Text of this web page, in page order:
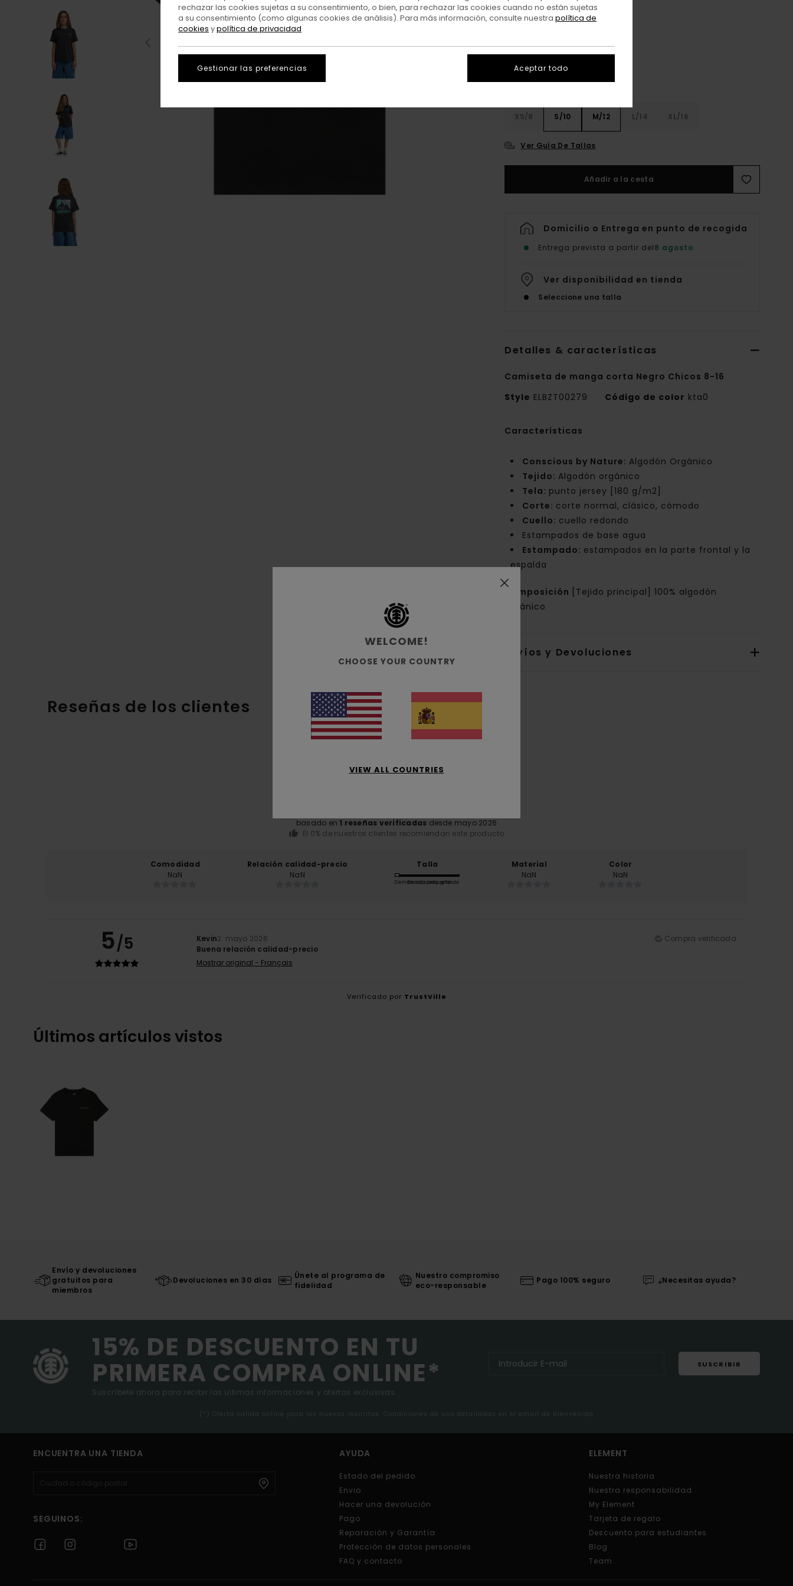
ColorOff Black
XS/8 S/10 M/12 L/14 XL/16
Ver Guía De Tallas
Añadir a la cesta
Domicilio o Entrega en punto de recogida
Entrega prevista a partir del8 agosto
Ver disponibilidad en tienda
Seleccione una talla
Detalles & características
Camiseta de manga corta Negro Chicos 8-16
Style ELBZT00279 Código de color kta0
Características
Conscious by Nature: Algodón Orgánico
Tejido: Algodón orgánico
Tela: punto jersey [180 g/m2]
Corte: corte normal, clásico, cómodo
Cuello: cuello redondo
Estampados de base agua
Estampado: estampados en la parte frontal y la
espalda
Composición
[Tejido principal] 100% algodón
orgánico
Envíos y Devoluciones
Reseñas de los clientes
5.0
basado en 1 reseñas verificadas desde mayo 2026
El 0% de nuestros clientes recomiendan este producto
Comodidad
NaN
Relación calidad-precio
NaN
Talla
Demasiado pequeño
Demasiado grande
Material
NaN
Color
NaN
5/5 Kevin2. mayo 2026
Compra verificada
Buena relación calidad-precio
Mostrar original - Français
Verificado por TrustVille
Últimos artículos vistos
Envío y devoluciones
gratuitos para
miembros
Devoluciones en 30 días
Únete al programa de
fidelidad
Nuestro compromiso
eco-responsable
Pago 100% seguro ¿Necesitas ayuda?
15% DE DESCUENTO EN TU
PRIMERA COMPRA ONLINE*
Suscríbete ahora para recibir las ultimas informaciones y ofertas exclusivas.
SUSCRIBIR
(*) Oferta valida online para los nuevos inscritos. Condiciones de uso detalladas en el email de bienvenida
ENCUENTRA UNA TIENDA
SEGUINOS:
AYUDA
Estado del pedido
Envio
Hacer una devolución
Pago
Reparación y Garantía
Protección de datos personales
FAQ y contacto
ELEMENT
Nuestra historia
Nuestra responsabilidad
My Element
Tarjeta de regalo
Descuento para estudiantes
Blog
Team
WELCOME!
CHOOSE YOUR COUNTRY
VIEW ALL COUNTRIES
rechazar las cookies sujetas a su consentimiento, o bien, para rechazar las cookies cuando no están sujetas
a su consentimiento (como algunas cookies de análisis). Para más información, consulte nuestra política de
cookies ypolítica de privacidad
Gestionar las preferencias Aceptar todo